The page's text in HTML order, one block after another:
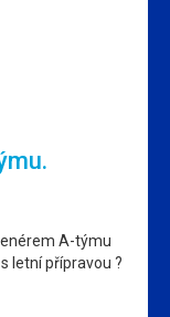
A-týmu
letní přípravou ?